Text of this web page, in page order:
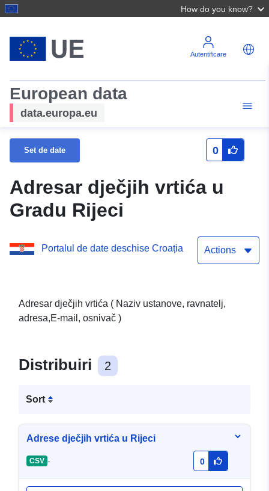
How do you know?
Autentificare
European data
data.europa.eu
Set de date 0
Adresar dječjih vrtića u
Gradu Rijeci
Portalul de date deschise Croația Actions
Adresar dječjih vrtića ( Naziv ustanove, ravnatelj,
adresa,E-mail, osnivač )
Distribuiri 2
Sort
Adrese dječjih vrtića u Rijeci
CSV - 0